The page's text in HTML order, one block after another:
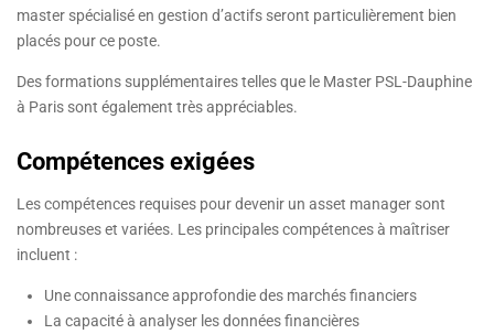
master spécialisé en gestion d’actifs seront particulièrement bien
placés pour ce poste.
Des formations supplémentaires telles que le Master PSL-Dauphine
à Paris sont également très appréciables.
Compétences exigées
Les compétences requises pour devenir un asset manager sont
nombreuses et variées. Les principales compétences à maîtriser
incluent :
Une connaissance approfondie des marchés financiers
La capacité à analyser les données financières